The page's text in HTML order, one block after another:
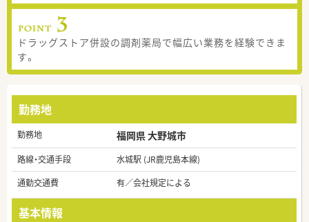
ドラッグストア併設の調剤薬局で幅広い業務を経験できま
す。
勤務地
勤務地 福岡県 大野城市
路線・交通手段
水城駅 (JR鹿児島本線)
通勤交通費
有／会社規定による
基本情報